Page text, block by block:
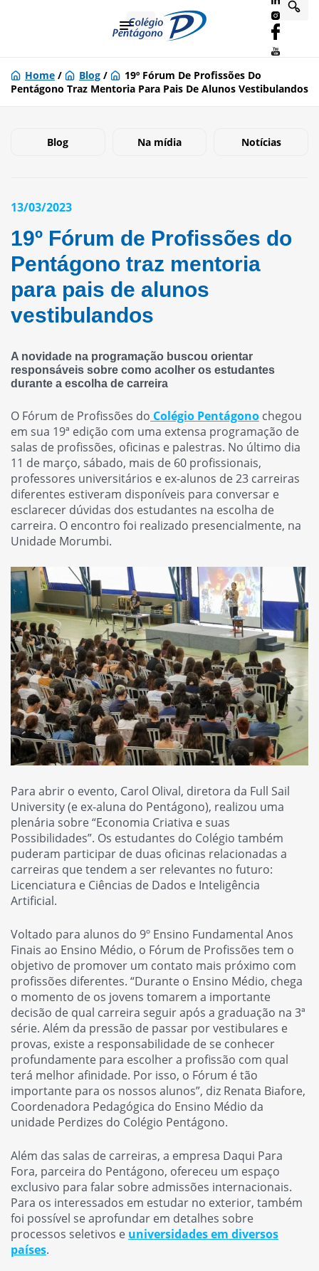
Home / Blog /
19º Fórum De Profissões Do
Pentágono Traz Mentoria Para Pais De Alunos Vestibulandos
Blog Na mídia Notícias
13/03/2023
19º Fórum de Profissões do
Pentágono traz mentoria
para pais de alunos
vestibulandos
A novidade na programação buscou orientar
responsáveis sobre como acolher os estudantes
durante a escolha de carreira
O Fórum de Profissões do Colégio Pentágono chegou
em sua 19ª edição com uma extensa programação de
salas de profissões, oficinas e palestras. No último dia
11 de março, sábado, mais de 60 profissionais,
professores universitários e ex-alunos de 23 carreiras
diferentes estiveram disponíveis para conversar e
esclarecer dúvidas dos estudantes na escolha de
carreira. O encontro foi realizado presencialmente, na
Unidade Morumbi.
Para abrir o evento, Carol Olival, diretora da Full Sail
University (e ex-aluna do Pentágono), realizou uma
plenária sobre “Economia Criativa e suas
Possibilidades”. Os estudantes do Colégio também
puderam participar de duas oficinas relacionadas a
carreiras que tendem a ser relevantes no futuro:
Licenciatura e Ciências de Dados e Inteligência
Artificial.
Voltado para alunos do 9º Ensino Fundamental Anos
Finais ao Ensino Médio, o Fórum de Profissões tem o
objetivo de promover um contato mais próximo com
profissões diferentes. “Durante o Ensino Médio, chega
o momento de os jovens tomarem a importante
decisão de qual carreira seguir após a graduação na 3ª
série. Além da pressão de passar por vestibulares e
provas, existe a responsabilidade de se conhecer
profundamente para escolher a profissão com qual
terá melhor afinidade. Por isso, o Fórum é tão
importante para os nossos alunos”, diz Renata Biafore,
Coordenadora Pedagógica do Ensino Médio da
unidade Perdizes do Colégio Pentágono.
Além das salas de carreiras, a empresa Daqui Para
Fora, parceira do Pentágono, ofereceu um espaço
exclusivo para falar sobre admissões internacionais.
Para os interessados em estudar no exterior, também
foi possível se aprofundar em detalhes sobre
processos seletivos e universidades em diversos
países.